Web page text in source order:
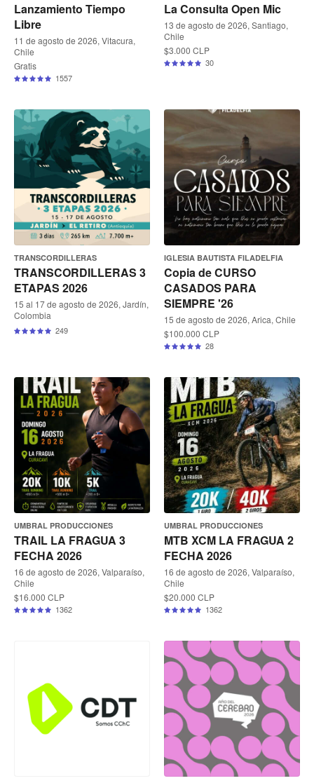
Lanzamiento Tiempo
Libre
11 de agosto de 2026, Vitacura,
Chile
Gratis
1557
La Consulta Open Mic
13 de agosto de 2026, Santiago,
Chile
$3.000 CLP
30
TRANSCORDILLERAS
TRANSCORDILLERAS 3
ETAPAS 2026
15 al 17 de agosto de 2026, Jardín,
Colombia
249
IGLESIA BAUTISTA FILADELFIA
Copia de CURSO
CASADOS PARA
SIEMPRE '26
15 de agosto de 2026, Arica, Chile
$100.000 CLP
28
UMBRAL PRODUCCIONES
TRAIL LA FRAGUA 3
FECHA 2026
16 de agosto de 2026, Valparaíso,
Chile
$16.000 CLP
1362
UMBRAL PRODUCCIONES
MTB XCM LA FRAGUA 2
FECHA 2026
16 de agosto de 2026, Valparaíso,
Chile
$20.000 CLP
1362